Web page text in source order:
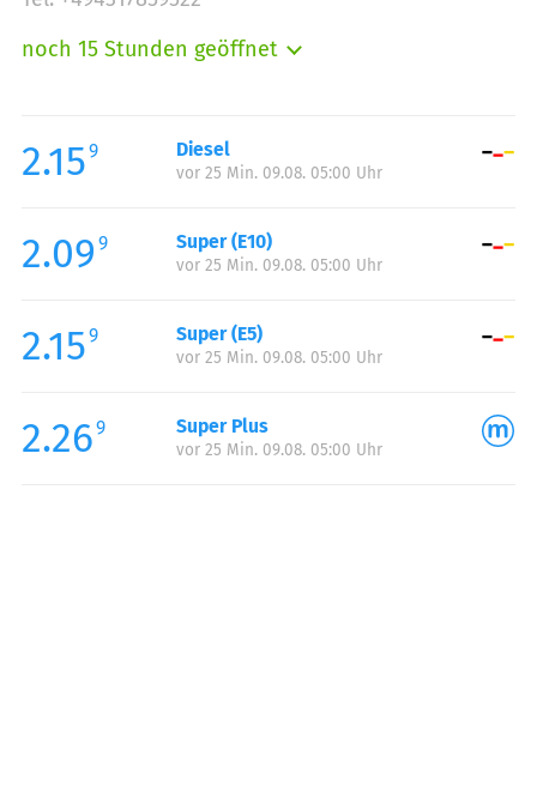
noch 15 Stunden geöffnet
Mittwoch:
05:00-23:00
Donnerstag:
Samstag:
06:00-23:00
Sonntag:
2.159 Diesel
vor 25 Min. 09.08. 05:00 Uhr
2.09 9 Super (E10)
vor 25 Min. 09.08. 05:00 Uhr
2.159 Super (E5)
vor 25 Min. 09.08. 05:00 Uhr
2.269 Super Plus
vor 25 Min. 09.08. 05:00 Uhr